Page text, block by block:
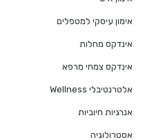
אימון עיסקי למטפלים
אינדקס מחלות
אינדקס צמחי מרפא
אלטרנטיבלי Wellness
אנרגיות חיוביות
אסטרולוגיה